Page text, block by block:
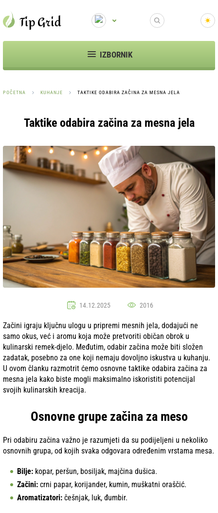
IZBORNIK
POČETNA KUHANJE TAKTIKE ODABIRA ZAČINA ZA MESNA JELA
Taktike odabira začina za mesna jela
14.12.2025 2016
Začini igraju ključnu ulogu u pripremi mesnih jela, dodajući ne
samo okus, već i aromu koja može pretvoriti običan obrok u
kulinarski remek-djelo. Međutim, odabir začina može biti složen
zadatak, posebno za one koji nemaju dovoljno iskustva u kuhanju.
U ovom članku razmotrit ćemo osnovne taktike odabira začina za
mesna jela kako biste mogli maksimalno iskoristiti potencijal
svojih kulinarskih kreacija.
Osnovne grupe začina za meso
Pri odabiru začina važno je razumjeti da su podijeljeni u nekoliko
osnovnih grupa, od kojih svaka odgovara određenim vrstama mesa.
Bilje: kopar, peršun, bosiljak, majčina dušica.
Začini: crni papar, korijander, kumin, muškatni oraščić.
Aromatizatori: češnjak, luk, đumbir.